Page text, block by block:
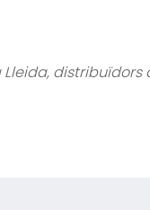
distribuïdors